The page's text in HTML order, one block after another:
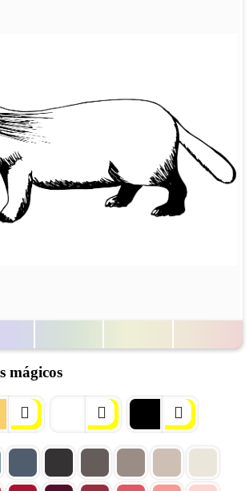
mágicos